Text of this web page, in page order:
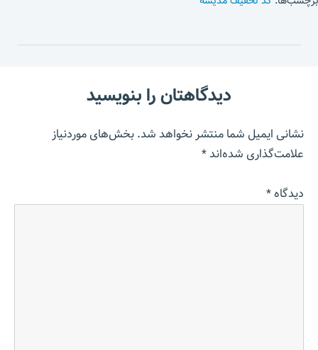
دیدگاهتان را بنویسید
نشانی ایمیل شما منتشر نخواهد شد.بخش‌های موردنیاز
علامت‌گذاری شده‌اند*
دیدگاه*